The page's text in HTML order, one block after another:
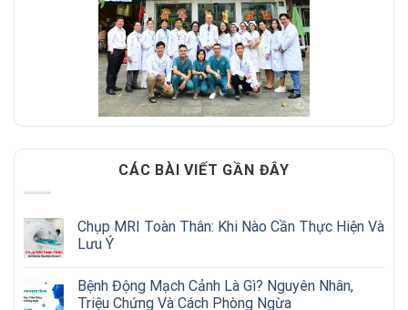
CÁC BÀI VIẾT GẦN ĐÂY
Chụp MRI Toàn Thân: Khi Nào Cần Thực Hiện Và
Lưu Ý
Bệnh Động Mạch Cảnh Là Gì? Nguyên Nhân,
Triệu Chứng Và Cách Phòng Ngừa